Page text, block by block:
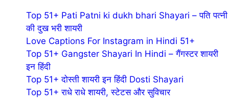
Top 51+ Pati Patni ki dukh bhari Shayari – पति पत्नी
की दुख भरी शायरी
Love Captions For Instagram in Hindi 51+
Top 51+ Gangster Shayari In Hindi – गैंगस्टर शायरी
इन हिंदी
Top 51+ दोस्ती शायरी इन हिंदी Dosti Shayari
Top 51+ राधे राधे शायरी, स्टेटस और सुविचार